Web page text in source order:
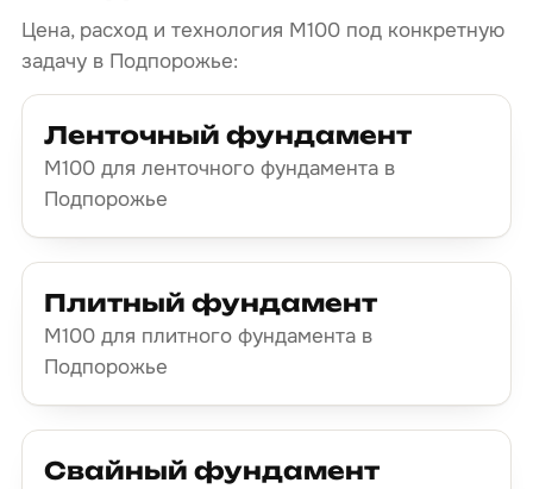
Цена, расход и технология М100 под конкретную
задачу в Подпорожье:
Ленточный фундамент
М100 для ленточного фундамента в
Подпорожье
Плитный фундамент
М100 для плитного фундамента в
Подпорожье
Свайный фундамент